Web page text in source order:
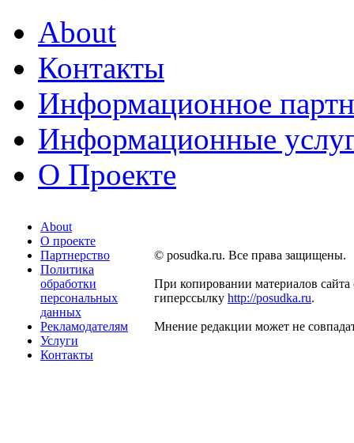
About
Контакты
Информационное
Информационные
О Проекте
About
О проекте
Партнерство
Политика
обработки
персональных
данных
Рекламодателям
Услуги
Контакты
© posudka.ru. Все права защищены.
При копировании материалов сайта
гиперссылку http://posudka.ru.
Мнение редакции может не